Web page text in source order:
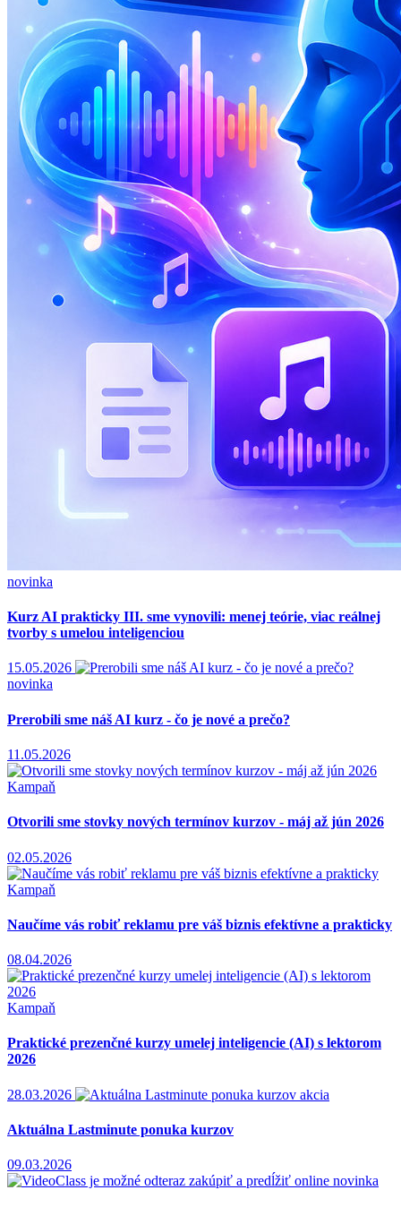
novinka
Kurz AI prakticky III. sme vynovili: menej teórie, viac reálnej
tvorby s umelou inteligenciou
15.05.2026
novinka
Prerobili sme náš AI kurz - čo je nové a prečo?
11.05.2026
Kampaň
Otvorili sme stovky nových termínov kurzov - máj až jún 2026
02.05.2026
Kampaň
Naučíme vás robiť reklamu pre váš biznis efektívne a prakticky
08.04.2026
Kampaň
Praktické prezenčné kurzy umelej inteligencie (AI) s lektorom
2026
28.03.2026 akcia
Aktuálna Lastminute ponuka kurzov
09.03.2026
novinka